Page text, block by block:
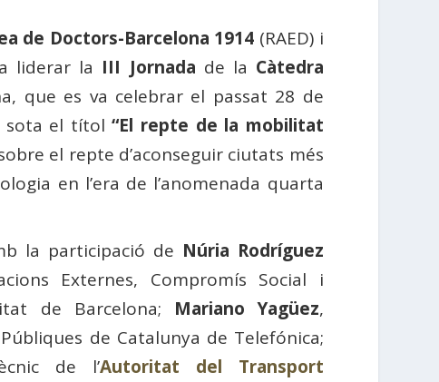
de Doctors-Barcelona 1914 (RAED) i
liderar la III Jornada de la Càtedra
que es va celebrar el passat 28 de
sota el títol“El repte de la mobilitat
el repte d’aconseguir ciutats més
en l’era de l’anomenada quarta
la participació de Núria Rodríguez
Externes, Compromís Social i
de Barcelona; Mariano Yagüez,
de Catalunya de Telefónica;
de l’Autoritat del Transport